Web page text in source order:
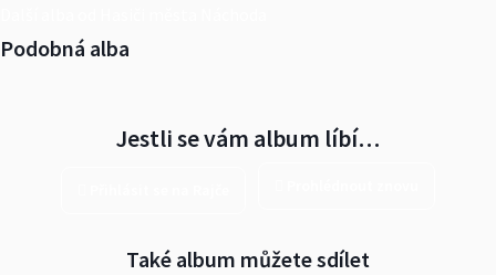
Podobná alba
Jestli se vám album líbí…
Také album můžete sdílet